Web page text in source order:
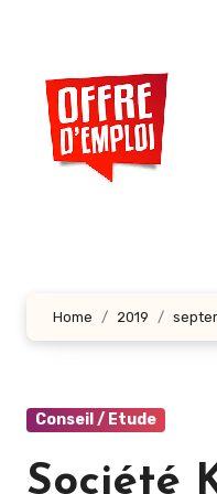
contenu
principal
Home 2019
Conseil / Etude
Société